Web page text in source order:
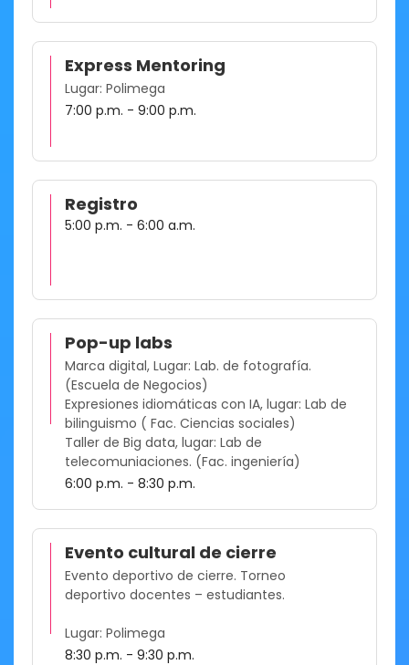
Express Mentoring
Lugar: Polimega
7:00 p.m. - 9:00 p.m.
Registro
5:00 p.m. - 6:00 a.m.
Pop-up labs
Marca digital, Lugar: Lab. de fotografía.
(Escuela de Negocios)
Expresiones idiomáticas con IA, lugar: Lab de
bilinguismo ( Fac. Ciencias sociales)
Taller de Big data, lugar: Lab de
telecomuniaciones. (Fac. ingeniería)
6:00 p.m. - 8:30 p.m.
Evento cultural de cierre
Evento deportivo de cierre. Torneo
deportivo docentes – estudiantes.
Lugar: Polimega
8:30 p.m. - 9:30 p.m.